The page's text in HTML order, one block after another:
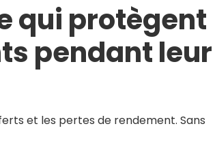
qui protègent
pendant leur
et les pertes de rendement. Sans